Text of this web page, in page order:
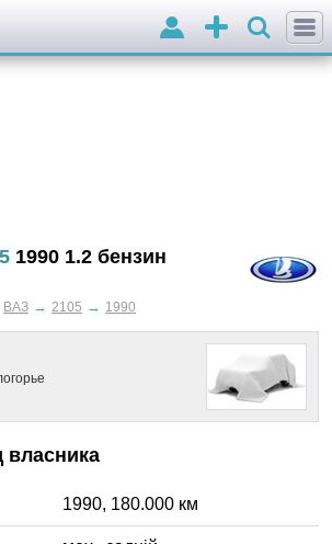
Додати
оголошення
Вхід
1990 1.2 бензин
ВАЗ → 2105 → 1990
власника
1990, 180.000 км